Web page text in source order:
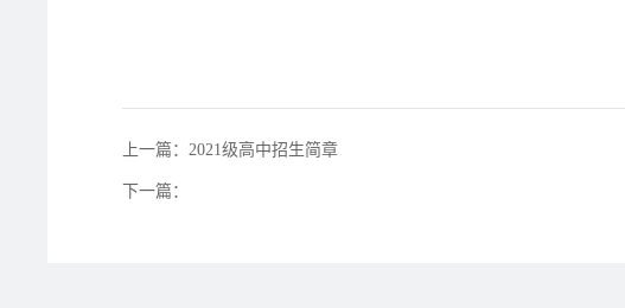
上一篇：2021级高中招生简章
下一篇：